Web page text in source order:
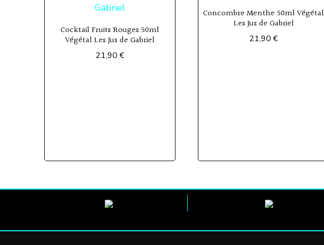
plus
Cocktail Fruits Rouges 50ml
Végétal Les Jus de Gabriel
21,90 €
Concombre Menthe 50ml Végétal
Les Jus de Gabriel
21,90€